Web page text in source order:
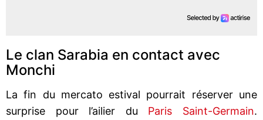
Le clan Sarabia en contact avec
Monchi
La fin du mercato estival pourrait réserver une
surprise pour l’ailier du Paris Saint-Germain.